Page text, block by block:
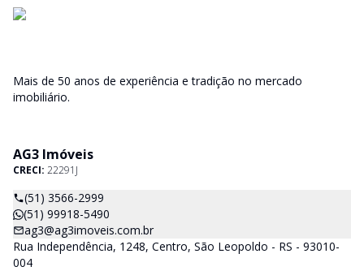
Mais de 50 anos de experiência e tradição no mercado
imobiliário.
AG3 Imóveis
CRECI: 22291J
(51) 3566-2999
(51) 99918-5490
ag3@ag3imoveis.com.br
Rua Independência, 1248, Centro, São Leopoldo - RS - 93010-
004